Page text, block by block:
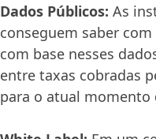
Dados Públicos: As
conseguem saber
com base nesses
entre taxas cobradas
para o atual momento